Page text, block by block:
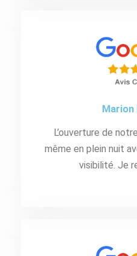
Marion
L’ouverture de
même en plein nuit
visibilité. Je